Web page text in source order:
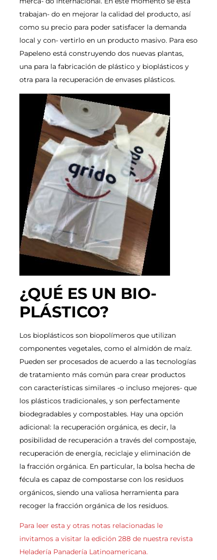
trabajan- do en mejorar la calidad del producto, así
como su precio para poder satisfacer la demanda
local y con- vertirlo en un producto masivo. Para eso
Papeleno está construyendo dos nuevas plantas,
una para la fabricación de plástico y bioplásticos y
otra para la recuperación de envases plásticos.
¿QUÉ ES UN BIO-
PLÁSTICO?
Los bioplásticos son biopolímeros que utilizan
componentes vegetales, como el almidón de maíz.
Pueden ser procesados de acuerdo a las tecnologías
de tratamiento más común para crear productos
con características similares -o incluso mejores- que
los plásticos tradicionales, y son perfectamente
biodegradables y compostables. Hay una opción
adicional: la recuperación orgánica, es decir, la
posibilidad de recuperación a través del compostaje,
recuperación de energía, reciclaje y eliminación de
la fracción orgánica. En particular, la bolsa hecha de
fécula es capaz de compostarse con los residuos
orgánicos, siendo una valiosa herramienta para
recoger la fracción orgánica de los residuos.
Para leer esta y otras notas relacionadas le
invitamos a visitar la edición 288 de nuestra revista
Heladería Panadería Latinoamericana.